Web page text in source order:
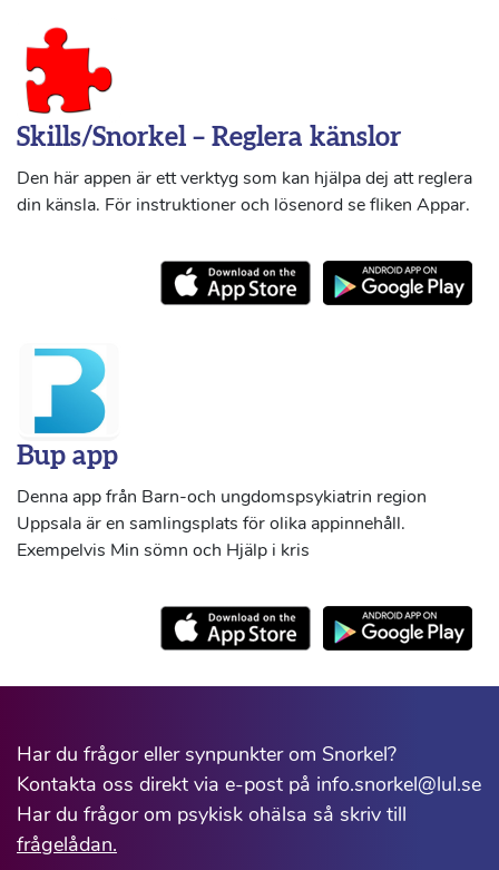
Skills/Snorkel – Reglera känslor
Den här appen är ett verktyg som kan hjälpa dej att reglera
din känsla. För instruktioner och lösenord se fliken Appar.
Bup app
Denna app från Barn-och ungdomspsykiatrin region
Uppsala är en samlingsplats för olika appinnehåll.
Exempelvis Min sömn och Hjälp i kris
Har du frågor eller synpunkter om Snorkel?
Kontakta oss direkt via e-post på info.snorkel@lul.se
Har du frågor om psykisk ohälsa så skriv till
frågelådan.